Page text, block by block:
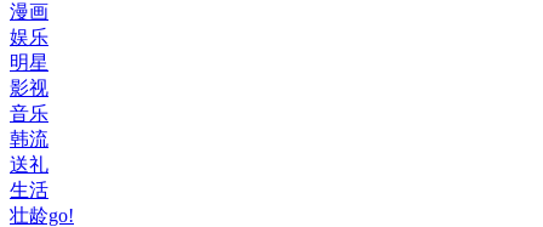
漫画
娱乐
明星
影视
音乐
韩流
送礼
生活
壮龄go!